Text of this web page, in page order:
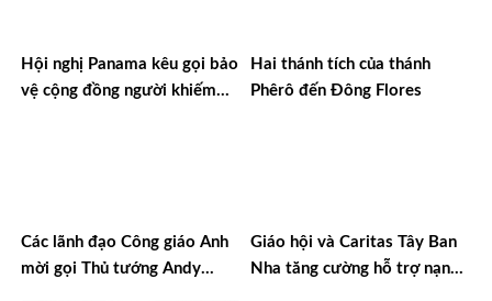
Hội nghị Panama kêu gọi bảo
vệ cộng đồng người khiếm
Hai thánh tích của thánh
Phêrô đến Đông Flores
Các lãnh đạo Công giáo Anh
mời gọi Thủ tướng Andy
Giáo hội và Caritas Tây Ban
Nha tăng cường hỗ trợ nạn